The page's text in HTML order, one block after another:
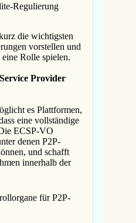
Regulierung
die wichtigsten
vorstellen und
Rolle spielen.
Provider
es Plattformen,
eine vollständige
ECSP-VO
denen P2P-
und schafft
innerhalb der
für P2P-